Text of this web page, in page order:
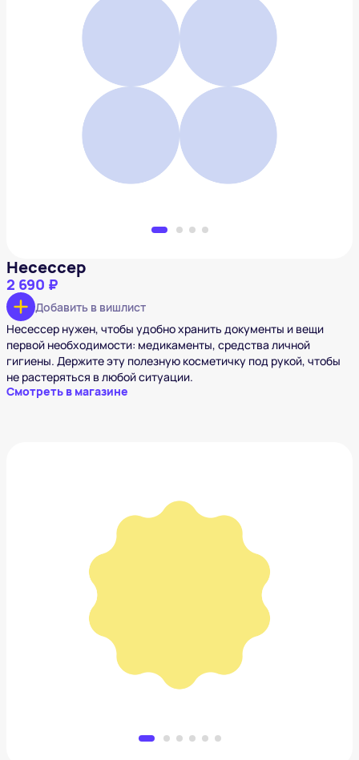
Несессер
2 690 ₽
Добавить в вишлист
Несессер
2 690 ₽
Добавить в вишлист
Несессер нужен, чтобы удобно хранить документы и вещи
первой необходимости: медикаменты, средства личной
гигиены. Держите эту полезную косметичку под рукой, чтобы
не растеряться в любой ситуации.
Смотреть в магазине
Беспроводные наушники Sony